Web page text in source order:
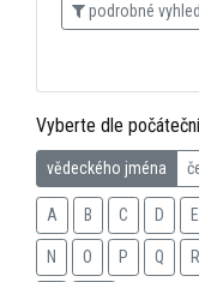
podrobné
Vyberte dle
vědeckého jména
A B C D E
N O P Q R